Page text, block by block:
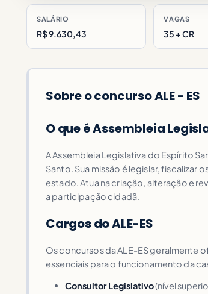
SALÁRIO
R$ 9.630,43
VAGAS
35 + CR
Sobre o concurso ALE - ES
O que é Assembleia
A Assembleia Legislativa do Espírito
Santo. Sua missão é legislar,
estado. Atua na criação, alteração e
a participação cidadã.
Cargos do ALE-ES
Os concursos da ALE-ES geralmente
essenciais para o funcionamento da
Consultor Legislativo(nível